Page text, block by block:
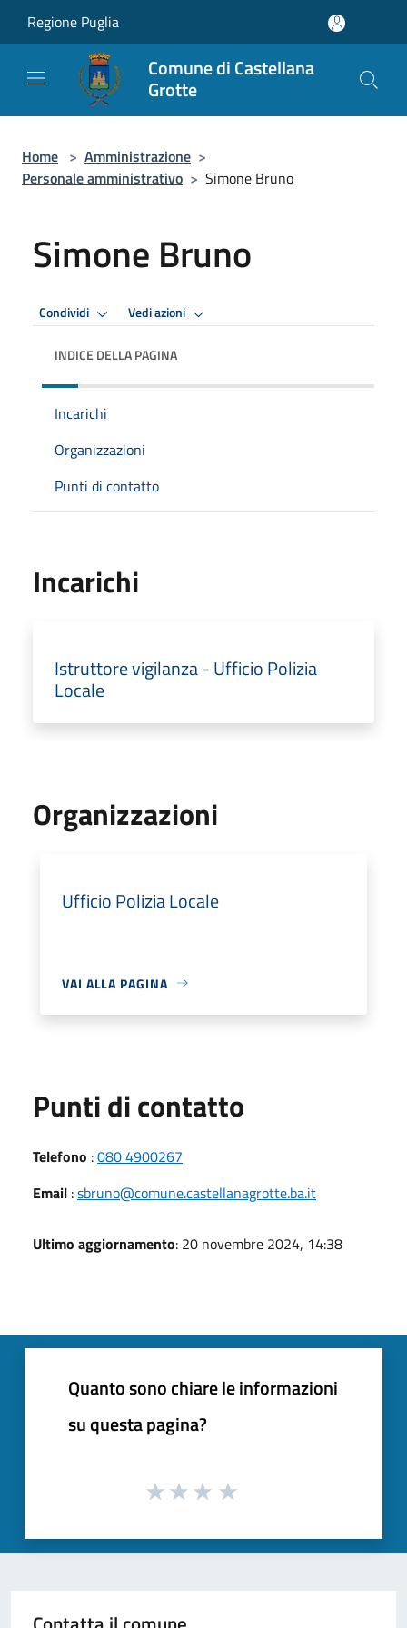
Regione Puglia
Comune di Castellana
Grotte
Home > Amministrazione >
Personale amministrativo > Simone Bruno
Simone Bruno
Condividi Vedi azioni
INDICE DELLA PAGINA
Incarichi
Organizzazioni
Punti di contatto
Incarichi
Istruttore vigilanza - Ufficio Polizia
Locale
Organizzazioni
Ufficio Polizia Locale
VAI ALLA PAGINA
Punti di contatto
Telefono :080 4900267
Email :sbruno@comune.castellanagrotte.ba.it
Ultimo aggiornamento: 20 novembre 2024, 14:38
Quanto sono chiare le informazioni
su questa pagina?